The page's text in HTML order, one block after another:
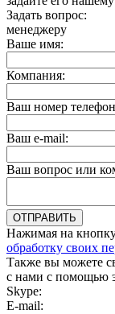
Задать вопрос:
менеджеру
Ваше имя:
Компания:
Ваш номер
Ваш e-mail:
Ваш вопрос или
Нажимая на
обработку своих
Также вы можете
с нами с помощью
Skype:
E-mail: